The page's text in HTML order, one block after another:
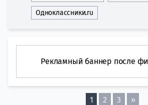
Одноклассники.ru
Рекламный баннер после
1 2 3 »